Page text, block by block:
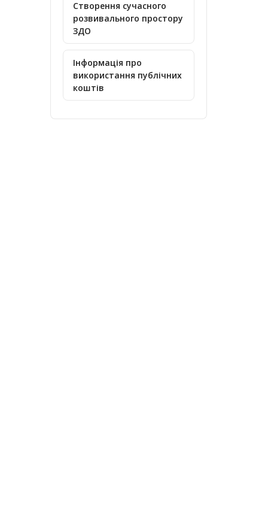
Створення сучасного
розвивального простору
ЗДО
Інформація про
використання публічних
коштів